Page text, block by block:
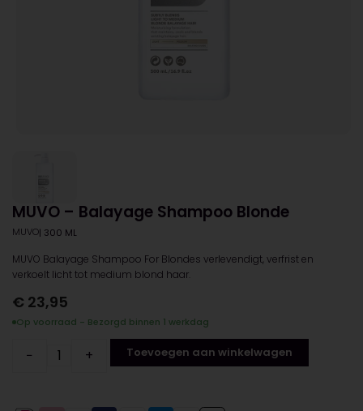
MUVO – Balayage Shampoo Blonde
MUVO| 300 ML
MUVO Balayage Shampoo For Blondes verlevendigt, verfrist en
verkoelt licht tot medium blond haar.
€ 23,95
Op voorraad - Bezorgd binnen 1 werkdag
− + Toevoegen aan winkelwagen